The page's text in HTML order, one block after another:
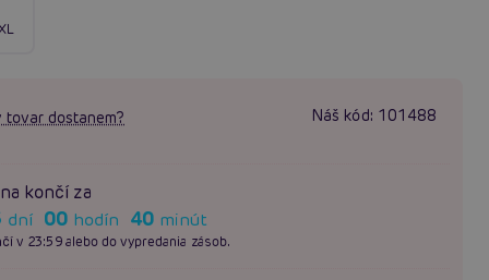
tovar dostanem? Náš kód: 101488
končí za
dní 00 hodín 40 minút
v 23:59 alebo do vypredania zásob.